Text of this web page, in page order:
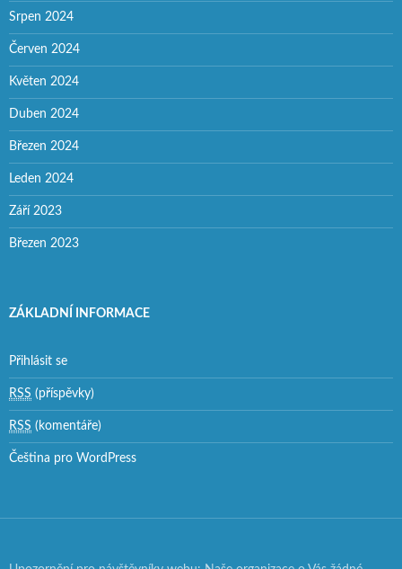
Srpen 2024
Červen 2024
Květen 2024
Duben 2024
Březen 2024
Leden 2024
Září 2023
Březen 2023
ZÁKLADNÍ INFORMACE
Přihlásit se
RSS (příspěvky)
RSS (komentáře)
Čeština pro WordPress